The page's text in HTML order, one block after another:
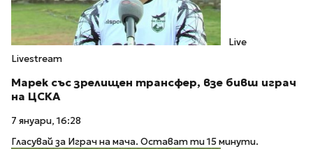
Live
Livestream
Марек със зрелищен трансфер, взе бивш играч
на ЦСКА
7 януари, 16:28
Гласувай за Играч на мача. Остават ти 15 минути.